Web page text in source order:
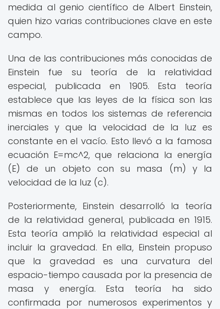
medida al genio científico de Albert Einstein,
quien hizo varias contribuciones clave en este
campo.
Una de las contribuciones más conocidas de
Einstein fue su teoría de la relatividad
especial, publicada en 1905. Esta teoría
establece que las leyes de la física son las
mismas en todos los sistemas de referencia
inerciales y que la velocidad de la luz es
constante en el vacío. Esto llevó a la famosa
ecuación E=mc^2, que relaciona la energía
(E) de un objeto con su masa (m) y la
velocidad de la luz (c).
Posteriormente, Einstein desarrolló la teoría
de la relatividad general, publicada en 1915.
Esta teoría amplió la relatividad especial al
incluir la gravedad. En ella, Einstein propuso
que la gravedad es una curvatura del
espacio-tiempo causada por la presencia de
masa y energía. Esta teoría ha sido
confirmada por numerosos experimentos y